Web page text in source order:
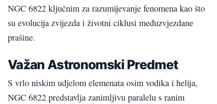
NGC 6822 ključnim za razumijevanje fenomena kao što
su evolucija zvijezda i životni ciklusi međuzvjezdane
prašine.
Važan Astronomski Predmet
S vrlo niskim udjelom elemenata osim vodika i helija,
NGC 6822 predstavlja zanimljivu paralelu s ranim